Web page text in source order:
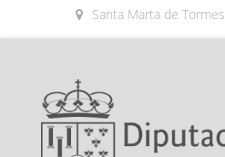
Santa Marta de Tormes